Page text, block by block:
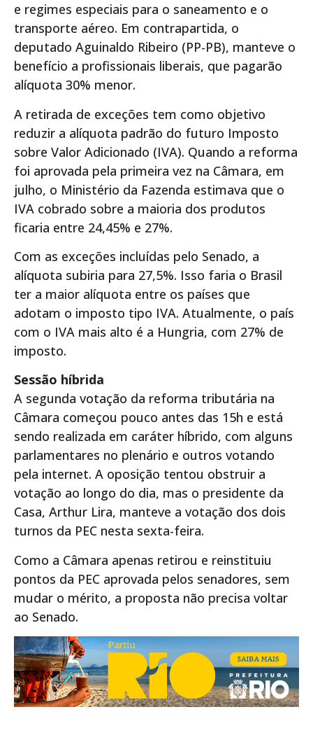
e regimes especiais para o saneamento e o
transporte aéreo. Em contrapartida, o
deputado Aguinaldo Ribeiro (PP-PB), manteve o
benefício a profissionais liberais, que pagarão
alíquota 30% menor.
A retirada de exceções tem como objetivo
reduzir a alíquota padrão do futuro Imposto
sobre Valor Adicionado (IVA). Quando a reforma
foi aprovada pela primeira vez na Câmara, em
julho, o Ministério da Fazenda estimava que o
IVA cobrado sobre a maioria dos produtos
ficaria entre 24,45% e 27%.
Com as exceções incluídas pelo Senado, a
alíquota subiria para 27,5%. Isso faria o Brasil
ter a maior alíquota entre os países que
adotam o imposto tipo IVA. Atualmente, o país
com o IVA mais alto é a Hungria, com 27% de
imposto.
Sessão híbrida
A segunda votação da reforma tributária na
Câmara começou pouco antes das 15h e está
sendo realizada em caráter híbrido, com alguns
parlamentares no plenário e outros votando
pela internet. A oposição tentou obstruir a
votação ao longo do dia, mas o presidente da
Casa, Arthur Lira, manteve a votação dos dois
turnos da PEC nesta sexta-feira.
Como a Câmara apenas retirou e reinstituiu
pontos da PEC aprovada pelos senadores, sem
mudar o mérito, a proposta não precisa voltar
ao Senado.